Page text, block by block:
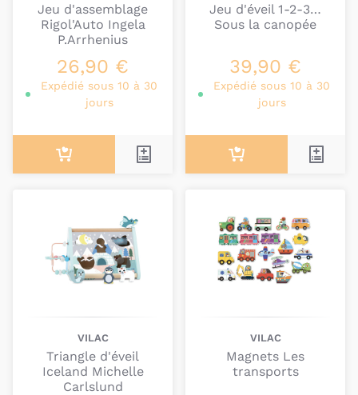
Jeu d'assemblage
Rigol'Auto Ingela
P.Arrhenius
26,90 €
Expédié sous 10 à 30
jours
Jeu d'éveil 1-2-3…
Sous la canopée
39,90 €
Expédié sous 10 à 30
jours
VILAC
Triangle d'éveil
Iceland Michelle
Carlslund
VILAC
Magnets Les
transports